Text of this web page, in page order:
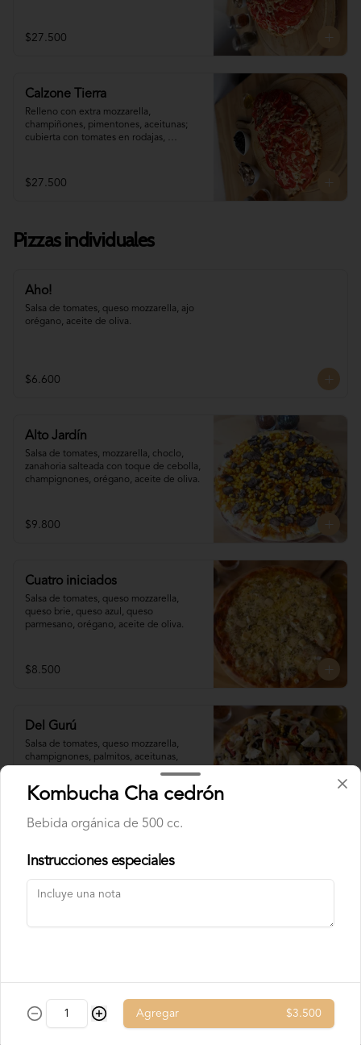
minutos de antelación)
$27.500
Calzone Tierra
Relleno con extra mozzarella,
champiñones, pimentones, aceitunas;
cubierta con tomates en rodajas,
programados con (al menos) 60 minutos
de antelación)
$27.500
Pizzas individuales
Aho!
Salsa de tomates, queso mozzarella, ajo
orégano, aceite de oliva.
$6.600
Alto Jardín
Salsa de tomates, mozzarella, choclo,
zanahoria salteada con toque de cebolla,
champignones, orégano, aceite de oliva.
$9.800
Cuatro iniciados
Salsa de tomates, queso mozzarella,
queso brie, queso azul, queso
parmesano, orégano, aceite de oliva.
$8.500
Del Gurú
Salsa de tomates, queso mozzarella,
champignones, palmitos, aceitunas,
grillada, orégano, aceite de oliva.
$9.800
Salsa de tomates, mozzarella, queso azul,
zanahoria salteada con toque de cebolla,
Ensueño azul
Kombucha Cha cedrón
Bebida orgánica de 500 cc.
Instrucciones especiales
Agregar $3.500